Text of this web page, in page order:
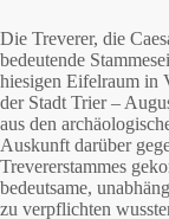
Die Treverer, die
bedeutende
hiesigen Eifelraum in
der Stadt Trier –
aus den
Auskunft darüber
Trevererstammes
bedeutsame,
zu verpflichten